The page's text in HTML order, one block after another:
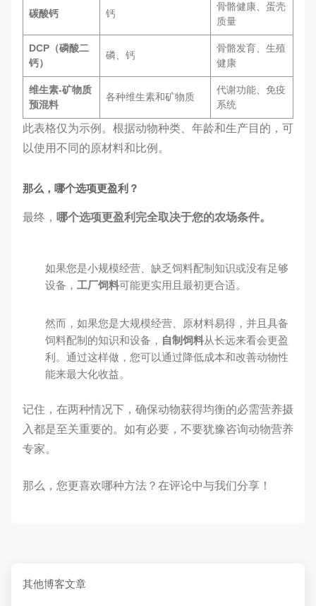
碳酸钙 钙
骨骼健康、蛋壳
质量
DCP（磷酸二
钙）
磷、钙
骨骼发育、生殖
健康
维生素-矿物质
预混料
各种维生素和矿物质
代谢功能、免疫
系统
此表格仅为示例。根据动物种类、年龄和生产目的，可
以使用不同的原材料和比例。
那么，哪个选项更盈利？
最终， 哪个选项更盈利完全取决于您的农场条件。
如果您是小规模经营、缺乏饲料配制知识或没有足够
设备， 工厂饲料可能更实用且最初更合适。
然而，如果您是大规模经营、原材料易得，并且具备
饲料配制的知识和设备， 自制饲料从长远来看会更盈
利。通过这样做，您可以通过降低成本和改善动物性
能来最大化收益。
记住，在两种情况下，确保动物获得均衡的必需营养摄
入都是至关重要的。如有必要，不要犹豫咨询动物营养
专家。
那么，您更喜欢哪种方法？在评论中与我们分享！
其他博客文章